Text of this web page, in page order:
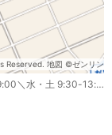
Reserved. 地図 ©ゼンリン
月・火・木・金 9:30-13:00/14:30-19:00＼水・土 9:30-13:00